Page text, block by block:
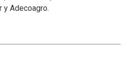
tamberos
y Adecoagro.